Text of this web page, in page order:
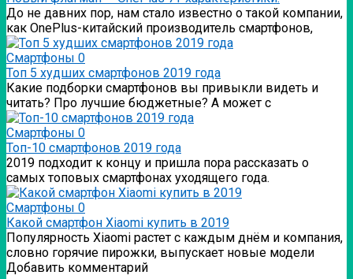
До не давних пор, нам стало известно о такой компании,
как OnePlus-китайский производитель смартфонов,
Смартфоны 0
Топ 5 худших смартфонов 2019 года
Какие подборки смартфонов вы привыкли видеть и
читать? Про лучшие бюджетные? А может с
Смартфоны 0
Топ-10 смартфонов 2019 года
2019 подходит к концу и пришла пора рассказать о
самых топовых смартфонах уходящего года.
Смартфоны 0
Какой смартфон Xiaomi купить в 2019
Популярность Xiaomi растет с каждым днём и компания,
словно горячие пирожки, выпускает новые модели
Добавить комментарий